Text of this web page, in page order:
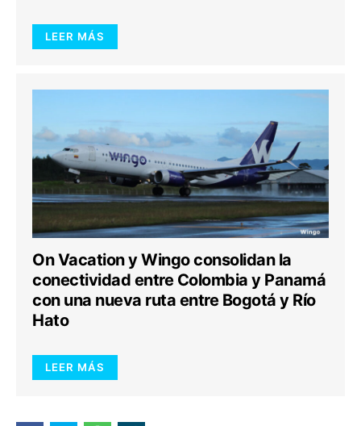
LEER MÁS
On Vacation y Wingo consolidan la
conectividad entre Colombia y Panamá
con una nueva ruta entre Bogotá y Río
Hato
LEER MÁS